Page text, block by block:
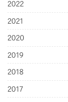
2022
2021
2020
2019
2018
2017